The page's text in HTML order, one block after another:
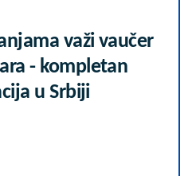
važi vaučer
- kompletan
u Srbiji